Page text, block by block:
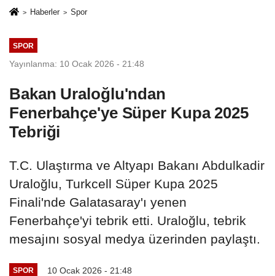
Haberler Spor
SPOR
Yayınlanma: 10 Ocak 2026 - 21:48
Bakan Uraloğlu'ndan
Fenerbahçe'ye Süper Kupa 2025
Tebriği
T.C. Ulaştırma ve Altyapı Bakanı Abdulkadir
Uraloğlu, Turkcell Süper Kupa 2025
Finali'nde Galatasaray'ı yenen
Fenerbahçe'yi tebrik etti. Uraloğlu, tebrik
mesajını sosyal medya üzerinden paylaştı.
SPOR 10 Ocak 2026 - 21:48